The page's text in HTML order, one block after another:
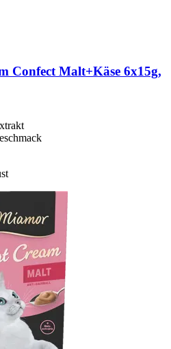
Confect Malt+Käse 6x15g,